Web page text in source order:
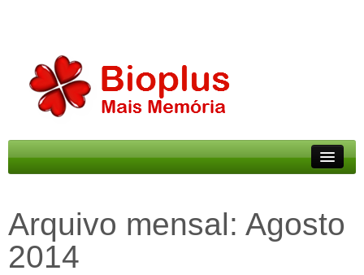
Preços
Parcerias
Arquivo mensal: Agosto
2014